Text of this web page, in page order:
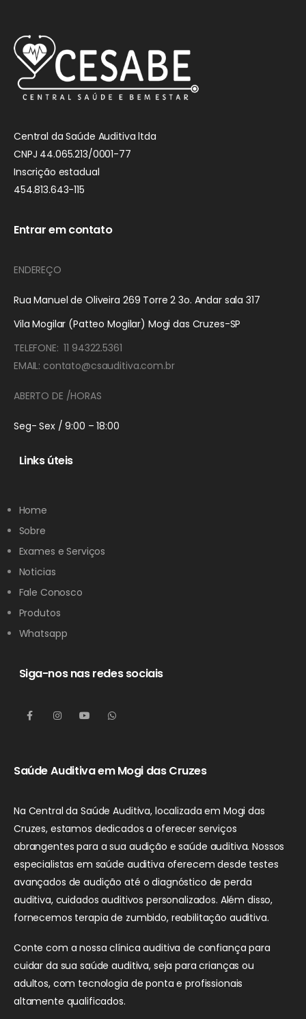
Central da Saúde Auditiva ltda
CNPJ 44.065.213/0001-77
Inscrição estadual
454.813.643-115
Entrar em contato
ENDEREÇO
Rua Manuel de Oliveira 269 Torre 2 3o. Andar sala 317
Vila Mogilar (Patteo Mogilar) Mogi das Cruzes-SP
TELEFONE: 11 94322.5361
EMAIL: contato@csauditiva.com.br
ABERTO DE /HORAS
Seg- Sex / 9:00 – 18:00
Links úteis
Home
Sobre
Exames e Serviços
Noticias
Fale Conosco
Produtos
Whatsapp
Siga-nos nas redes sociais
Saúde Auditiva em Mogi das Cruzes
Na Central da Saúde Auditiva, localizada em Mogi das
Cruzes, estamos dedicados a oferecer serviços
abrangentes para a sua audição e saúde auditiva. Nossos
especialistas em saúde auditiva oferecem desde testes
avançados de audição até o diagnóstico de perda
auditiva, cuidados auditivos personalizados. Além disso,
fornecemos terapia de zumbido, reabilitação auditiva.
Conte com a nossa clínica auditiva de confiança para
cuidar da sua saúde auditiva, seja para crianças ou
adultos, com tecnologia de ponta e profissionais
altamente qualificados.